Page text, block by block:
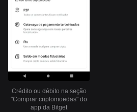
Crédito ou débito na seção
"Comprar criptomoedas" do
app da Bitget